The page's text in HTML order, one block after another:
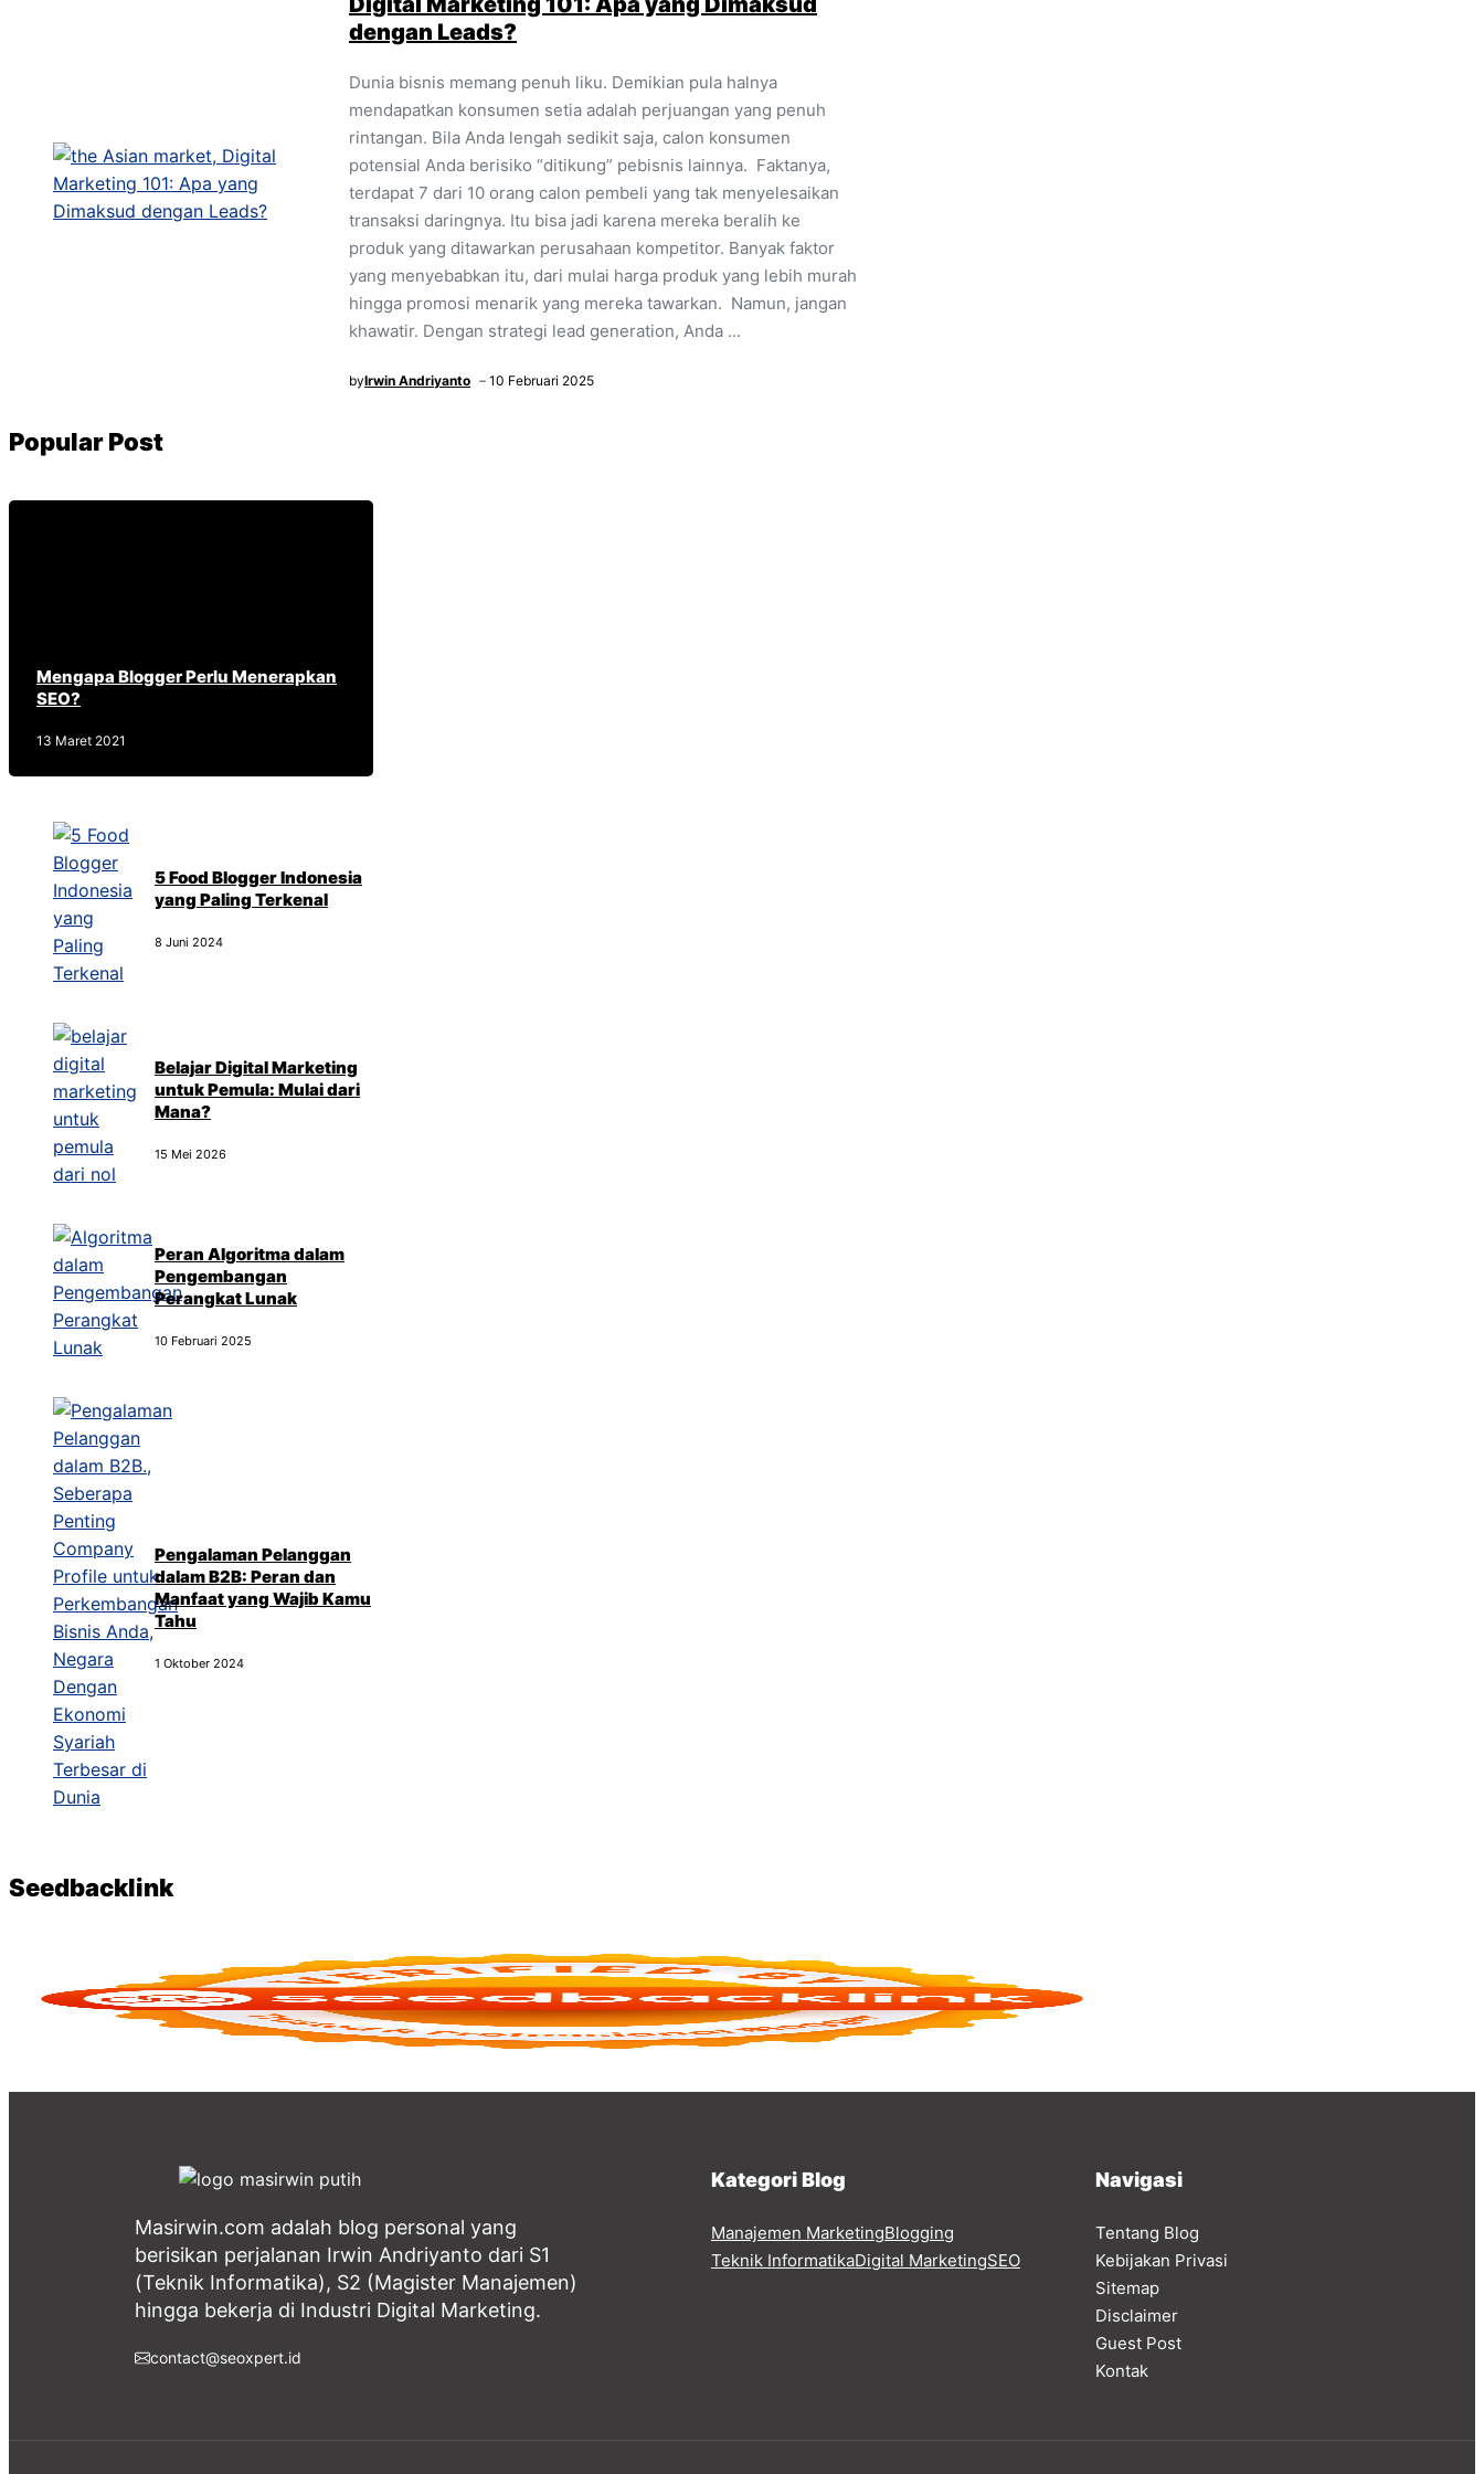
dengan Leads?
Dunia bisnis memang penuh liku. Demikian pula halnya
mendapatkan konsumen setia adalah perjuangan yang penuh
rintangan. Bila Anda lengah sedikit saja, calon konsumen
potensial Anda berisiko “ditikung” pebisnis lainnya. Faktanya,
terdapat 7 dari 10 orang calon pembeli yang tak menyelesaikan
transaksi daringnya. Itu bisa jadi karena mereka beralih ke
produk yang ditawarkan perusahaan kompetitor. Banyak faktor
yang menyebabkan itu, dari mulai harga produk yang lebih murah
hingga promosi menarik yang mereka tawarkan. Namun, jangan
khawatir. Dengan strategi lead generation, Anda ...
byIrwin Andriyanto 10 Februari 2025
Popular Post
Mengapa Blogger Perlu Menerapkan
SEO?
13 Maret 2021
5 Food Blogger Indonesia
yang Paling Terkenal
8 Juni 2024
Belajar Digital Marketing
untuk Pemula: Mulai dari
Mana?
15 Mei 2026
Peran Algoritma dalam
Pengembangan
Perangkat Lunak
10 Februari 2025
Pengalaman Pelanggan
dalam B2B: Peran dan
Manfaat yang Wajib Kamu
Tahu
1 Oktober 2024
Seedbacklink
Masirwin.com adalah blog personal yang
berisikan perjalanan Irwin Andriyanto dari S1
(Teknik Informatika), S2 (Magister Manajemen)
hingga bekerja di Industri Digital Marketing.
contact@seoxpert.id
Kategori Blog
Manajemen MarketingBlogging
Teknik InformatikaDigital MarketingSEO
Navigasi
Tentang Blog
Kebijakan Privasi
Sitemap
Disclaimer
Guest Post
Kontak